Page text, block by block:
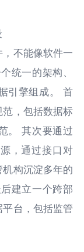
不能像软件一
统一的架构、
引擎组成。 首
，包括数据标
。 其次要通过
，通过接口对
构沉淀多年的
建立一个跨部
台，包括监管